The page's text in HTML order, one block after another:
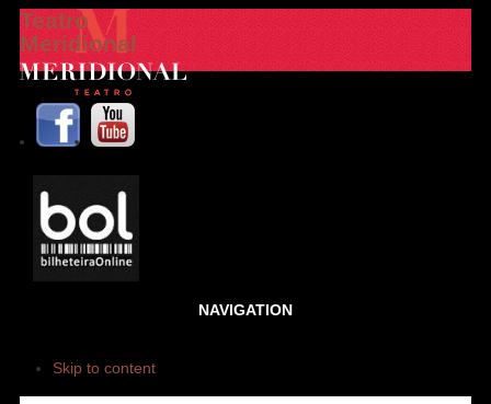
Teatro
Meridional
NAVIGATION
Skip to content